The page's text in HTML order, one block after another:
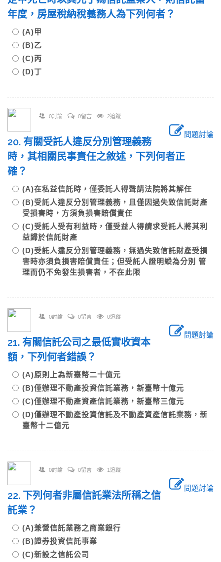
年度，房屋稅納稅義務人為下列何者？
(A)甲
(B)乙
(C)丙
(D)丁
0討論 0留言 2追蹤
問題討論
20. 有關受託人違反分別管理義務
時，其相關民事責任之敘述，下列何者正
確？
(A)在私益信託時，僅委託人得聲請法院將其解任
(B)受託人違反分別管理義務，且僅因過失致信託財產
受損害時，方須負損害賠償責任
(C)受託人受有利益時，僅受益人得請求受託人將其利
益歸於信託財產
(D)受託人違反分別管理義務，無過失致信託財產受損
害時亦須負損害賠償責任；但受託人證明縱為分別 管
理而仍不免發生損害者，不在此限
0討論 0留言 0追蹤
問題討論
21. 有關信託公司之最低實收資本
額，下列何者錯誤？
(A)原則上為新臺幣二十億元
(B)僅辦理不動產投資信託業務，新臺幣十億元
(C)僅辦理不動產資產信託業務，新臺幣三億元
(D)僅辦理不動產投資信託及不動產資產信託業務，新
臺幣十二億元
0討論 0留言 1追蹤
問題討論
22. 下列何者非屬信託業法所稱之信
託業？
(A)兼營信託業務之商業銀行
(B)證券投資信託事業
(C)新設之信託公司